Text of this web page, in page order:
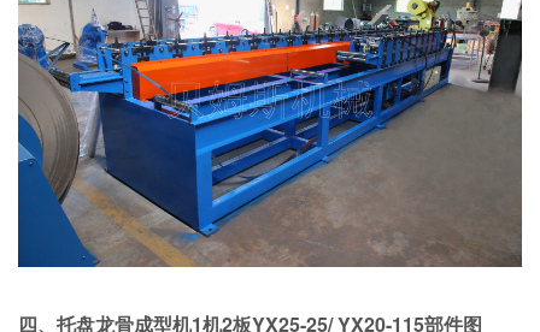
四、托盘龙骨成型机1机2板YX25-25/ YX20-115部件图